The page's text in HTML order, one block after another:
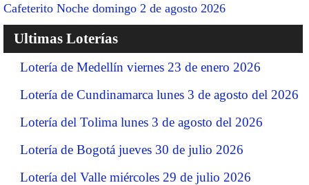
Cafeterito Noche domingo 2 de agosto 2026
Ultimas Loterías
Lotería de Medellín viernes 23 de enero 2026
Lotería de Cundinamarca lunes 3 de agosto del 2026
Lotería del Tolima lunes 3 de agosto del 2026
Lotería de Bogotá jueves 30 de julio 2026
Lotería del Valle miércoles 29 de julio 2026